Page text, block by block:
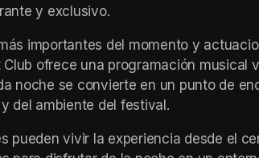
y exclusivo.
importantes del momento y
ofrece una programación musical
noche se convierte en un punto de
del ambiente del festival.
pueden vivir la experiencia desde el